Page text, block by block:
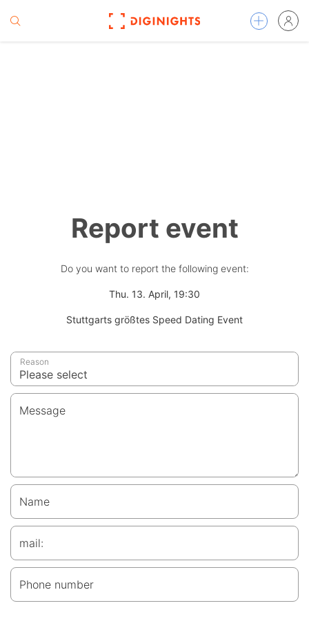
Report event
Do you want to report the following event:
Thu. 13. April, 19:30
Stuttgarts größtes Speed Dating Event
Reason
Message
Name
mail:
Phone number